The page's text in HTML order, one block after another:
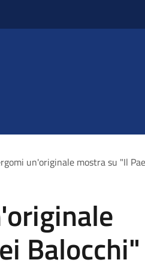
un'originale mostra su "Il
Balocchi"